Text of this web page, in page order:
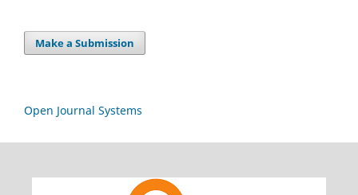
Make a Submission
Open Journal Systems